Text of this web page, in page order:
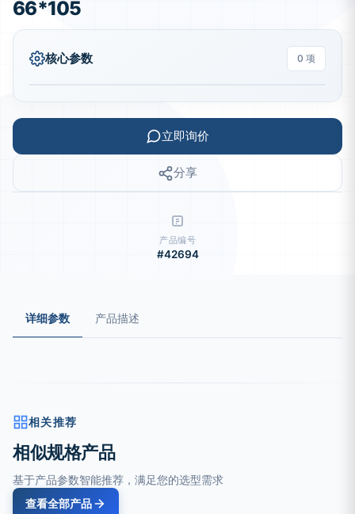
66*105
核心参数 0 项
立即询价
分享
产品编号
#42694
详细参数 产品描述
相关推荐
相似规格产品
基于产品参数智能推荐，满足您的选型需求
查看全部产品